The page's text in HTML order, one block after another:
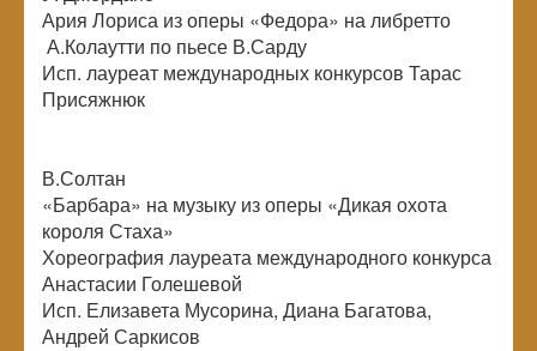
Ария Лориса из оперы «Федора» на либретто
А.Колаутти по пьесе В.Сарду
Исп. лауреат международных конкурсов Тарас
Присяжнюк
В.Солтан
«Барбара» на музыку из оперы «Дикая охота
короля Стаха»
Хореография лауреата международного конкурса
Анастасии Голешевой
Исп. Елизавета Мусорина, Диана Багатова,
Андрей Саркисов